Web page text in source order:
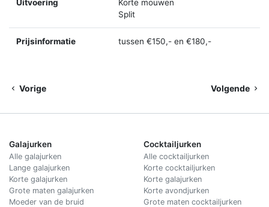
Uitvoering
Korte mouwen
Split
Prijsinformatie tussen €150,- en €180,-
Vorige Volgende
Galajurken
Alle galajurken
Lange galajurken
Korte galajurken
Grote maten galajurken
Moeder van de bruid
Cocktailjurken
Alle cocktailjurken
Korte cocktailjurken
Korte galajurken
Korte avondjurken
Grote maten cocktailjurken